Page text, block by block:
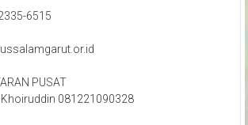
6515
PUSAT
081221090328